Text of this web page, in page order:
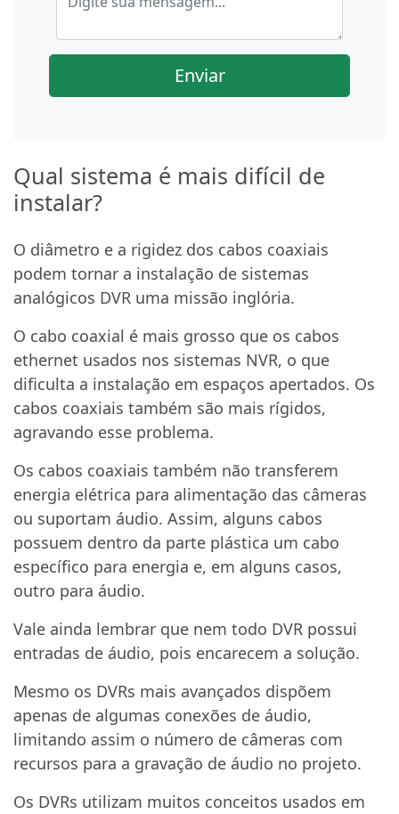
Enviar
Qual sistema é mais difícil de
instalar?
O diâmetro e a rigidez dos cabos coaxiais
podem tornar a instalação de sistemas
analógicos DVR uma missão inglória.
O cabo coaxial é mais grosso que os cabos
ethernet usados nos sistemas NVR, o que
dificulta a instalação em espaços apertados. Os
cabos coaxiais também são mais rígidos,
agravando esse problema.
Os cabos coaxiais também não transferem
energia elétrica para alimentação das câmeras
ou suportam áudio. Assim, alguns cabos
possuem dentro da parte plástica um cabo
específico para energia e, em alguns casos,
outro para áudio.
Vale ainda lembrar que nem todo DVR possui
entradas de áudio, pois encarecem a solução.
Mesmo os DVRs mais avançados dispõem
apenas de algumas conexões de áudio,
limitando assim o número de câmeras com
recursos para a gravação de áudio no projeto.
Os DVRs utilizam muitos conceitos usados em